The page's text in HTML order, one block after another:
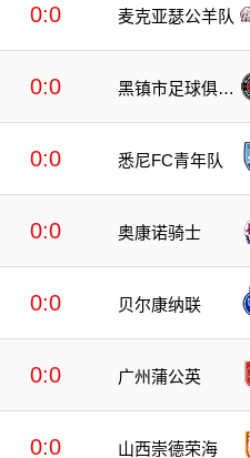
0:0 麦克亚瑟公羊队
0:0
黑镇市足球俱乐
0:0 悉尼FC青年队
0:0 奥康诺骑士
0:0 贝尔康纳联
0:0 广州蒲公英
0:0 山西崇德荣海